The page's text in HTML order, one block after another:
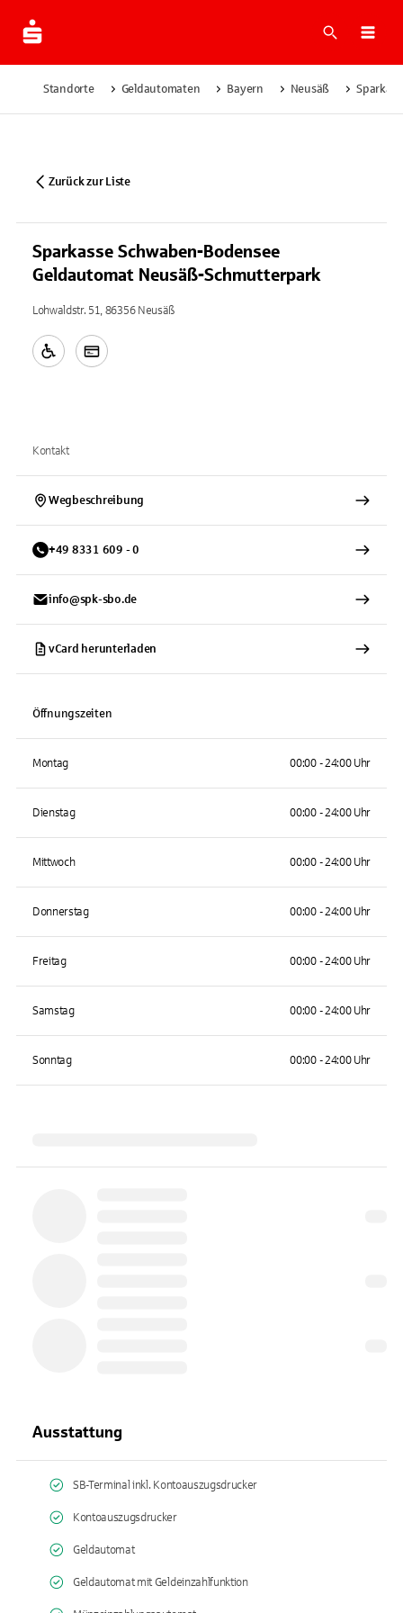
Suche
Standorte Geldautomaten Bayern Neusäß
Zurück zur Liste
Sparkasse Schwaben-Bodensee
Geldautomat Neusäß-Schmutterpark
Lohwaldstr. 51, 86356 Neusäß
Kontakt
Wegbeschreibung
+49 8331 609 - 0
info@spk-sbo.de
vCard herunterladen
Öffnungszeiten
Montag 00:00 - 24:00 Uhr
Dienstag 00:00 - 24:00 Uhr
Mittwoch 00:00 - 24:00 Uhr
Donnerstag 00:00 - 24:00 Uhr
Freitag 00:00 - 24:00 Uhr
Samstag 00:00 - 24:00 Uhr
Sonntag 00:00 - 24:00 Uhr
Ausstattung
SB-Terminal inkl. Kontoauszugsdrucker
Kontoauszugsdrucker
Geldautomat
Geldautomat mit Geldeinzahlfunktion